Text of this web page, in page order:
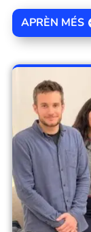
APRÈN MÉS